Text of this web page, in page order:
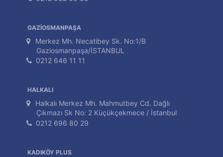
GAZİOSMANPAŞA
Merkez Mh. Necatibey Sk. No:1/B
Gaziosmanpaşa/İSTANBUL
0212 646 11 11
HALKALI
Halkalı Merkez Mh. Mahmutbey Cd. Dağlı
Çıkmazı Sk No: 2 Küçükçekmece / İstanbul
0212 696 80 29
KADIKÖY PLUS